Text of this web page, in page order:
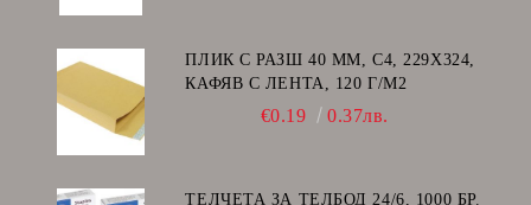
ПЛИК С РАЗШ 40 MM, C4, 229Х324,
КАФЯВ С ЛЕНТА, 120 Г/М2
€0.19 0.37лв.
ТЕЛЧЕТА ЗА ТЕЛБОД 24/6, 1000 БР.